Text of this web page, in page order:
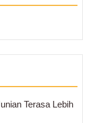
Terasa Lebih